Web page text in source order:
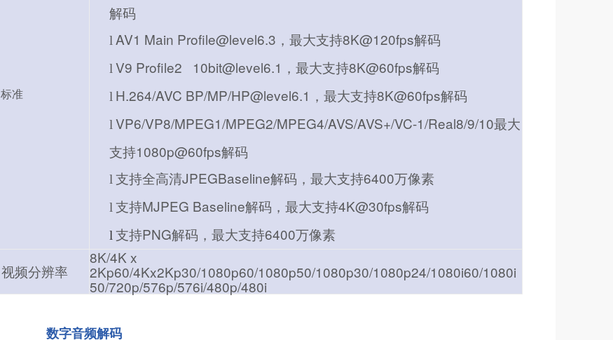
标准
解码
l AV1 Main Profile@level6.3，最大支持8K@120fps解码
l V9 Profile2 10bit@level6.1，最大支持8K@60fps解码
l H.264/AVC BP/MP/HP@level6.1，最大支持8K@60fps解码
l VP6/VP8/MPEG1/MPEG2/MPEG4/AVS/AVS+/VC-1/Real8/9/10最大
支持1080p@60fps解码
l 支持全高清JPEGBaseline解码，最大支持6400万像素
l 支持MJPEG Baseline解码，最大支持4K@30fps解码
l 支持PNG解码，最大支持6400万像素
视频分辨率
8K/4K x
2Kp60/4Kx2Kp30/1080p60/1080p50/1080p30/1080p24/1080i60/1080i
50/720p/576p/576i/480p/480i
数字音频解码